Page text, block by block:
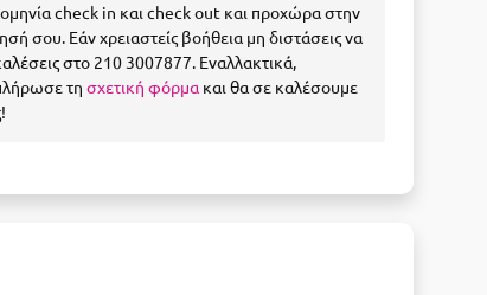
check in και check out και προχώρα στην
σου. Εάν χρειαστείς βοήθεια μη διστάσεις να
στο 210 3007877. Εναλλακτικά,
τησχετική φόρμα και θα σε καλέσουμε